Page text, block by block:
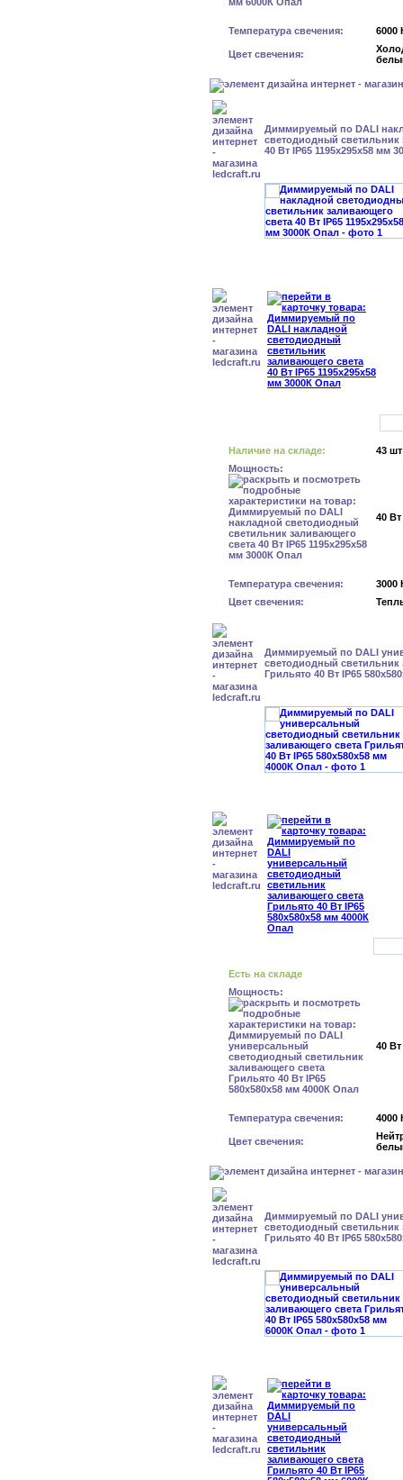
Температура свечения: 6000
Цвет свечения:
Диммируемый по DALI
светодиодный светильник
40 Вт IP65 1195x295x58 мм
Наличие на складе:
43 шт
Мощность:
40 Вт
Температура свечения:
3000
Цвет свечения:
Диммируемый по DALI
светодиодный светильник
Грильято 40 Вт IP65
Есть на складе
Мощность:
40 Вт
Температура свечения: 4000
Цвет свечения:
Диммируемый по DALI
светодиодный светильник
Грильято 40 Вт IP65